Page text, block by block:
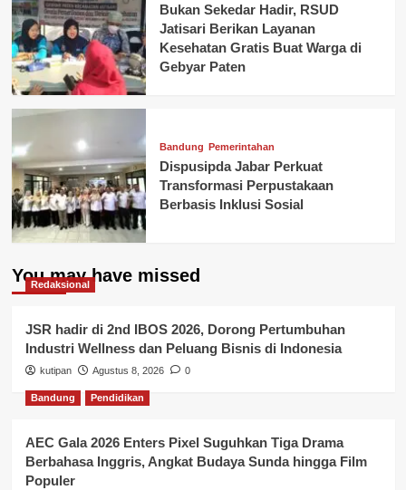
Bukan Sekedar Hadir, RSUD
Jatisari Berikan Layanan
Kesehatan Gratis Buat Warga di
Gebyar Paten
Bandung Pemerintahan
Dispusipda Jabar Perkuat
Transformasi Perpustakaan
Berbasis Inklusi Sosial
You may have missed
Redaksional
JSR hadir di 2nd IBOS 2026, Dorong Pertumbuhan
Industri Wellness dan Peluang Bisnis di Indonesia
kutipan Agustus 8, 2026 0
Bandung Pendidikan
AEC Gala 2026 Enters Pixel Suguhkan Tiga Drama
Berbahasa Inggris, Angkat Budaya Sunda hingga Film
Populer